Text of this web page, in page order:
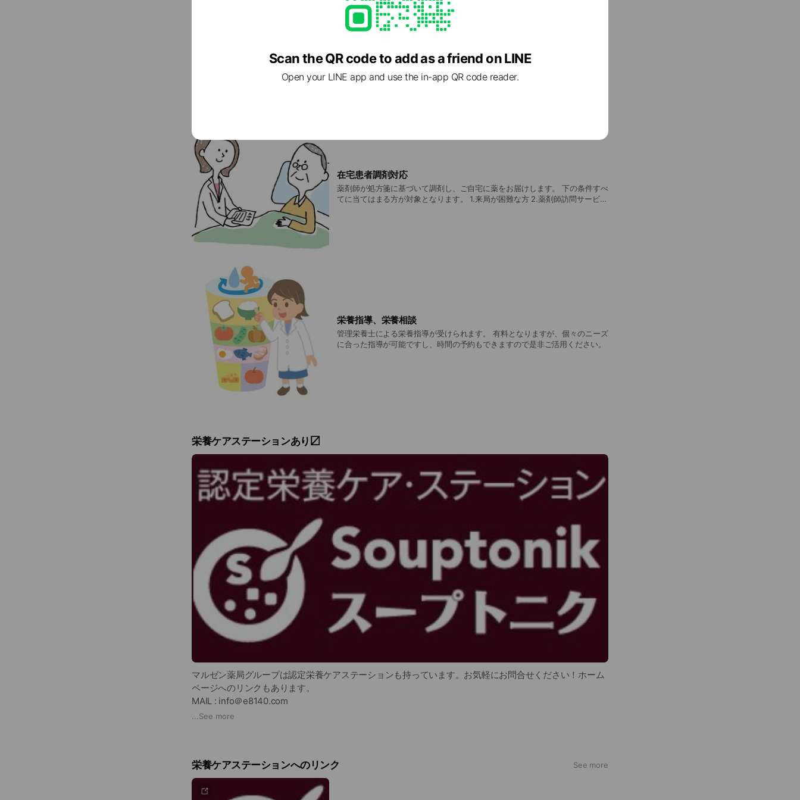
各種キャッシュレス決済可能です
在宅患者調剤対応
薬剤師が処方箋に基づいて調剤し、ご自宅に薬をお届けします。 下の条件すべ
てに当てはまる方が対象となります。 1.来局が困難な方 2.薬剤師訪問サービス
栄養指導、栄養相談
管理栄養士による栄養指導が受けられます。 有料となりますが、個々のニーズ
に合った指導が可能ですし、時間の予約もできますので是非ご活用ください。
栄養ケアステーションあり〼
マルゼン薬局グループは認定栄養ケアステーションも持っています。お気軽にお問合せください！ホーム
ページへのリンクもあります。
MAIL : info＠e8140.com
TEL : 080-1452-5587
...See more
栄養ケアステーションへのリンク See more
Scan the QR code to add as a friend on LINE
Open your LINE app and use the in-app QR code reader.